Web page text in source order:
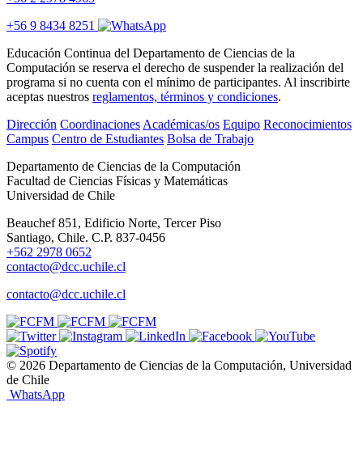
+56 9 8434 8251
Educación Continua del Departamento de Ciencias de la
Computación se reserva el derecho de suspender la realización del
programa si no cuenta con el mínimo de participantes. Al inscribirte
aceptas nuestros reglamentos, términos y condiciones.
Dirección Coordinaciones Académicas/os Equipo Reconocimientos
Campus Centro de Estudiantes Bolsa de Trabajo
Departamento de Ciencias de la Computación
Facultad de Ciencias Físicas y Matemáticas
Universidad de Chile
Beauchef 851, Edificio Norte, Tercer Piso
Santiago, Chile. C.P. 837-0456
+562 2978 0652
contacto@dcc.uchile.cl
contacto@dcc.uchile.cl
© 2026 Departamento de Ciencias de la Computación, Universidad
de Chile
WhatsApp